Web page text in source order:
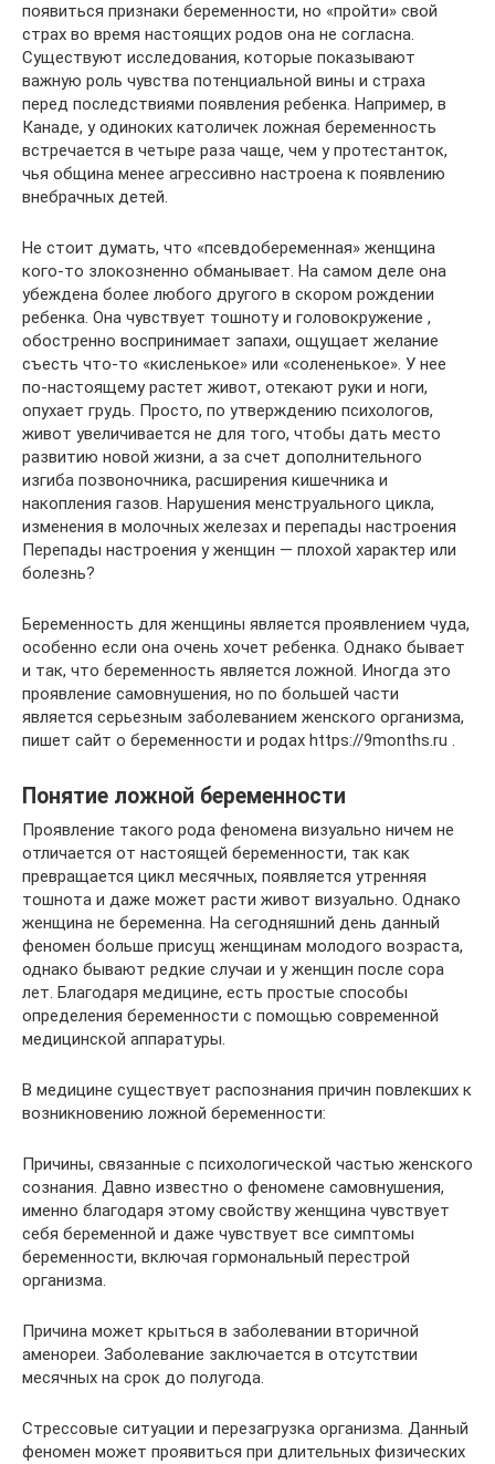
появиться признаки беременности, но «пройти» свой
страх во время настоящих родов она не согласна.
Существуют исследования, которые показывают
важную роль чувства потенциальной вины и страха
перед последствиями появления ребенка. Например, в
Канаде, у одиноких католичек ложная беременность
встречается в четыре раза чаще, чем у протестанток,
чья община менее агрессивно настроена к появлению
внебрачных детей.
Не стоит думать, что «псевдобеременная» женщина
кого-то злокозненно обманывает. На самом деле она
убеждена более любого другого в скором рождении
ребенка. Она чувствует тошноту и головокружение ,
обостренно воспринимает запахи, ощущает желание
съесть что-то «кисленькое» или «солененькое». У нее
по-настоящему растет живот, отекают руки и ноги,
опухает грудь. Просто, по утверждению психологов,
живот увеличивается не для того, чтобы дать место
развитию новой жизни, а за счет дополнительного
изгиба позвоночника, расширения кишечника и
накопления газов. Нарушения менструального цикла,
изменения в молочных железах и перепады настроения
Перепады настроения у женщин — плохой характер или
болезнь?
Беременность для женщины является проявлением чуда,
особенно если она очень хочет ребенка. Однако бывает
и так, что беременность является ложной. Иногда это
проявление самовнушения, но по большей части
является серьезным заболеванием женского организма,
пишет сайт о беременности и родах https://9months.ru .
Понятие ложной беременности
Проявление такого рода феномена визуально ничем не
отличается от настоящей беременности, так как
превращается цикл месячных, появляется утренняя
тошнота и даже может расти живот визуально. Однако
женщина не беременна. На сегодняшний день данный
феномен больше присущ женщинам молодого возраста,
однако бывают редкие случаи и у женщин после сора
лет. Благодаря медицине, есть простые способы
определения беременности с помощью современной
медицинской аппаратуры.
В медицине существует распознания причин повлекших к
возникновению ложной беременности:
Причины, связанные с психологической частью женского
сознания. Давно известно о феномене самовнушения,
именно благодаря этому свойству женщина чувствует
себя беременной и даже чувствует все симптомы
беременности, включая гормональный перестрой
организма.
Причина может крыться в заболевании вторичной
аменореи. Заболевание заключается в отсутствии
месячных на срок до полугода.
Стрессовые ситуации и перезагрузка организма. Данный
феномен может проявиться при длительных физических